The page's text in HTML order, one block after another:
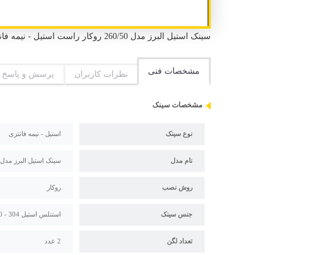
سینک استیل البرز مدل 260/50 روکار راست استیل - نیمه فانتزی روکار 2 لگن 1 سینی طول 120 سانتیمتر عرض 50 سانتیمتر
مشخصات فنی نظرات کاربران پرسش و پاسخ
مشخصات سینک
نوع سینک استیل - نیمه فانتزی
نام مدل سینک استیل البرز مدل 260/50 روکار راست
روش نصب روکار
جنس سینک استنلس استیل 304 - 18/10 ضخامت 0.7 میلیمتر
تعداد لگن 2 عدد